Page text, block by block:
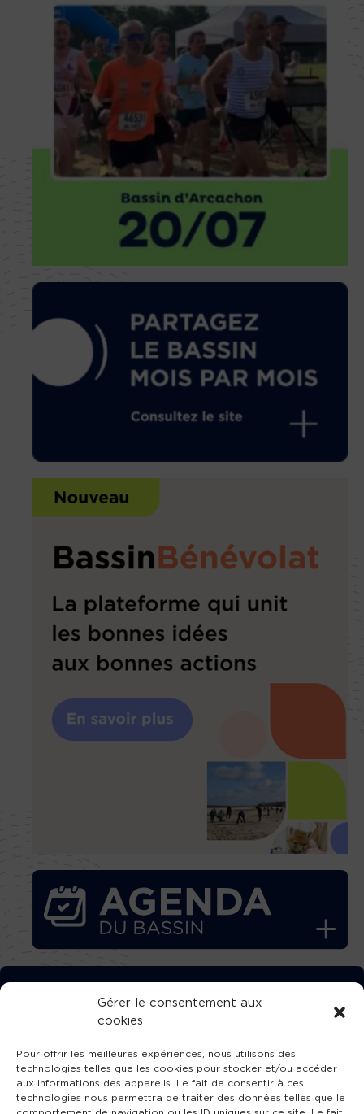
Gérer le consentement aux
cookies
Pour offrir les meilleures expériences, nous utilisons des
technologies telles que les cookies pour stocker et/ou accéder
aux informations des appareils. Le fait de consentir à ces
technologies nous permettra de traiter des données telles que le
TÉLÉCHARGEZ GRATUITEMENT
L’APPLICATION TVBA !